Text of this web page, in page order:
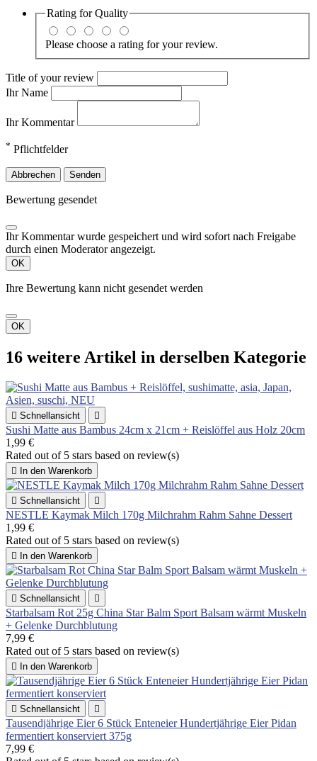
Rating forQuality
Please choose a rating for your review.
Title of your review
Ihr Name
Ihr Kommentar
* Pflichtfelder
Abbrechen Senden
Bewertung gesendet
Ihr Kommentar wurde gespeichert und wird sofort nach Freigabe
durch einen Moderator angezeigt.
OK
Ihre Bewertung kann nicht gesendet werden
OK
16 weitere Artikel in derselben Kategorie
 Schnellansicht 
Sushi Matte aus Bambus 24cm x 21cm + Reislöffel aus Holz 20cm
1,99 €
Rated out of 5 stars based on review(s)
 In den Warenkorb
 Schnellansicht 
NESTLE Kaymak Milch 170g Milchrahm Rahm Sahne Dessert
1,99 €
Rated out of 5 stars based on review(s)
 In den Warenkorb
 Schnellansicht 
Starbalsam Rot 25g China Star Balm Sport Balsam wärmt Muskeln
+ Gelenke Durchblutung
7,99 €
Rated out of 5 stars based on review(s)
 In den Warenkorb
 Schnellansicht 
Tausendjährige Eier 6 Stück Enteneier Hundertjährige Eier Pidan
fermentiert konserviert 375g
7,99 €